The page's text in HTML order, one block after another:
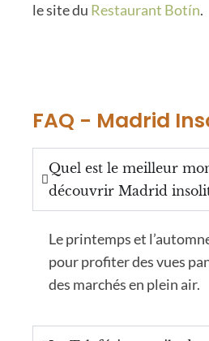
le site du Restaurant Botín.
FAQ - Madrid
Quel est le meilleur
découvrir Madrid
Le printemps et
pour profiter des vues
des marchés en plein air.